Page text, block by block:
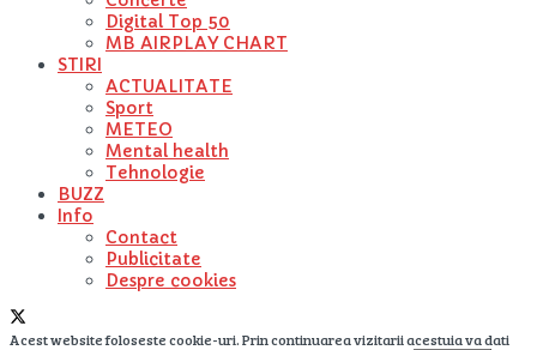
Digital Top 50
MB AIRPLAY CHART
STIRI
ACTUALITATE
Sport
METEO
Mental health
Tehnologie
BUZZ
Info
Contact
Publicitate
Despre cookies
Acest website foloseste cookie-uri. Prin continuarea vizitarii acestuia va dati